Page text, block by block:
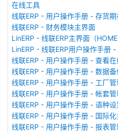
在线工具
线联ERP - 用户操作手册 - 存货期
线联ERP - 财务模块主界面
LinERP - 线联ERP主界面（HOME
LinERP - 线联ERP用户操作手册
线联ERP - 用户操作手册 - 查看在
线联ERP - 用户操作手册 - 数据备
线联ERP - 用户操作手册 - 工厂管
线联ERP - 用户操作手册 - 帐套管
线联ERP - 用户操作手册 - 语种设
线联ERP - 用户操作手册 - 国际
线联ERP - 用户操作手册 - 报表管